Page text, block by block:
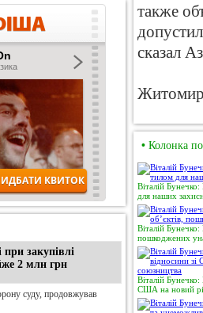
закупівлі
2 млн грн
суду, продовжував
также
сказал
• Колонка
Віталій
для наших
Віталій
пошкоджених
Віталій
США на новий